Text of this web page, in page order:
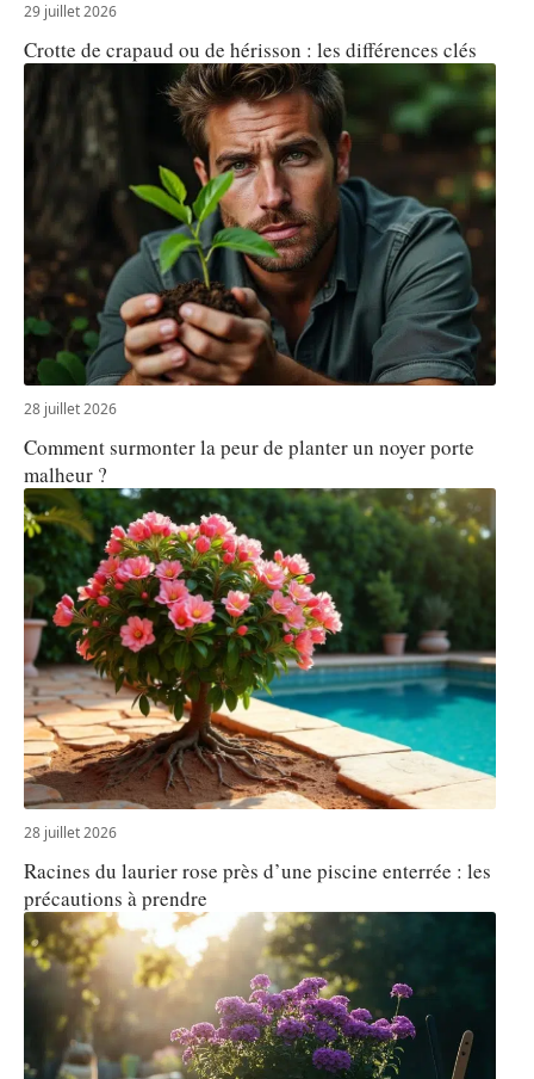
29 juillet 2026
Crotte de crapaud ou de hérisson : les différences clés
28 juillet 2026
Comment surmonter la peur de planter un noyer porte
malheur ?
28 juillet 2026
Racines du laurier rose près d’une piscine enterrée : les
précautions à prendre